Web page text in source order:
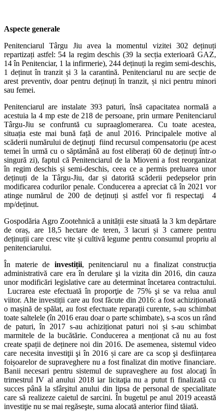
Aspecte generale
Penitenciarul Târgu Jiu avea la momentul vizitei 302 deținuți
repartizați astfel: 54 la regim deschis (39 la secția exterioară GAZ,
14 în Penitenciar, 1 la infirmerie), 244 deținuți la regim semi-deschis,
1 deținut în tranzit și 3 la carantină. Penitenciarul nu are secție de
arest preventiv, doar pentru deținuți în tranzit, și nici pentru minori
sau femei.
Penitenciarul are instalate 393 paturi, însă capacitatea normală a
acestuia la 4 mp este de 218 de persoane, prin urmare Penitenciarul
Târgu-Jiu se confruntă cu supraaglomerarea. Cu toate acestea,
situația este mai bună față de anul 2016. Principalele motive al
scăderii numărului de deţinuţi fiind recursul compensatoriu (pe acest
temei în urmă cu o săptămână au fost eliberați 60 de deținuți într-o
singură zi), faptul că Penitenciarul de la Mioveni a fost reorganizat
în regim deschis și semi-deschis, ceea ce a permis preluarea unor
deținuți de la Târgu-Jiu, dar și datorită scăderii pedepselor prin
modificarea codurilor penale. Conducerea a apreciat că în 2021 vor
atinge numărul de 200 de deținuți și astfel vor fi respectaţi 4
mp/deținut.
Gospodăria Agro Zootehnică a unității este situată la 3 km depărtare
de oraș, are 18,5 hectare de teren, 3 lacuri și 3 camere pentru
deținuții care cresc vite și cultivă legume pentru consumul propriu al
penitenciarului.
În materie de investiții, penitenciarul nu a finalizat construcția
administrativă care era în derulare şi la vizita din 2016, din cauza
unor modificări legislative care au determinat încetarea contractului.
Lucrarea este efectuată în proporţie de 75% şi se va relua anul
viitor. Alte investiții care au fost făcute din 2016: a fost achiziționată
o mașină de spălat, au fost efectuate reparații curente, s-au schimbat
toate saltelele (în 2016 erau doar o parte schimbate), s-a scos un rând
de paturi, în 2017 s-au achiziționat paturi noi și s-au schimbat
marmitele de la bucătărie. Conducerea a menționat că nu au fost
create spații de deținere noi din 2016. De asemenea, sistemul video
care necesita investiţii şi în 2016 și care are ca scop şi desființarea
foișoarelor de supraveghere nu a fost finalizat din motive financiare.
Banii necesari pentru sistemul de supraveghere au fost alocaţi în
trimestrul IV al anului 2018 iar licitaţia nu a putut fi finalizată cu
succes până la sfârşitul anului din lipsa de personal de specialitate
care să realizeze caietul de sarcini. În bugetul pe anul 2019 această
investiţie nu se mai regăseşte, suma alocată anterior fiind tăiată.